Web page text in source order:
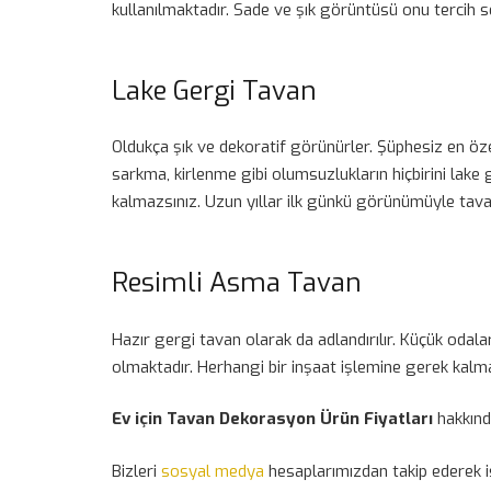
kullanılmaktadır. Sade ve şık görüntüsü onu
Lake Gergi Tavan
Oldukça şık ve dekoratif görünürler. Şüphesiz en
sarkma, kirlenme gibi olumsuzlukların hiçbirini lake
kalmazsınız. Uzun yıllar ilk günkü görünümüyle
Resimli Asma Tavan
Hazır gergi tavan olarak da adlandırılır. Küçük
olmaktadır. Herhangi bir inşaat işlemine gerek
Ev için Tavan Dekorasyon Ürün Fiyatları
Bizleri sosyal medya hesaplarımızdan takip